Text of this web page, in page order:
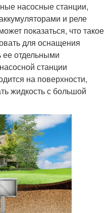
насосные станции,
и реле
показаться, что такое
для оснащения
ее отдельными
станции
на поверхности,
жидкость с большой